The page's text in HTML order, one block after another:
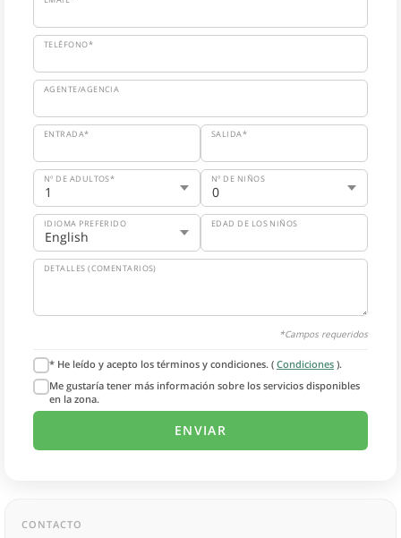
TELÉFONO*
AGENTE/AGENCIA
ENTRADA* SALIDA*
Nº DE ADULTOS* Nº DE NIÑOS
IDIOMA PREFERIDO EDAD DE LOS NIÑOS
DETALLES (COMENTARIOS)
*Campos requeridos
* He leído y acepto los términos y condiciones. ( Condiciones ).
Me gustaría tener más información sobre los servicios disponibles
en la zona.
CONTACTO